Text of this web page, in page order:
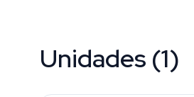
Unidades (1)